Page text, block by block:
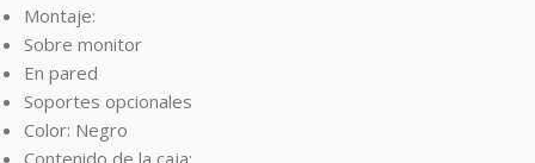
Montaje:
Sobre monitor
En pared
Soportes opcionales
Color: Negro
Contenido de la caja: